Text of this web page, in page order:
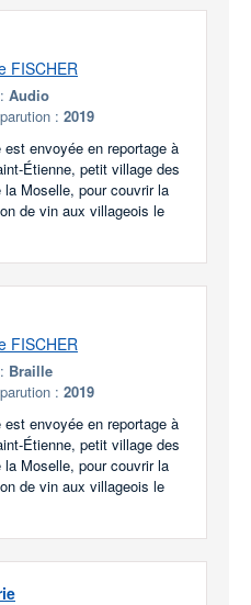
FISCHER
Audio
: 2019
est envoyée en reportage à
Étienne, petit village des
la Moselle, pour couvrir la
de vin aux villageois le
FISCHER
Braille
: 2019
est envoyée en reportage à
Étienne, petit village des
la Moselle, pour couvrir la
de vin aux villageois le